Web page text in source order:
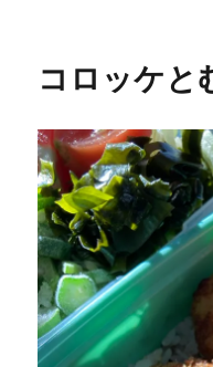
コロッケと